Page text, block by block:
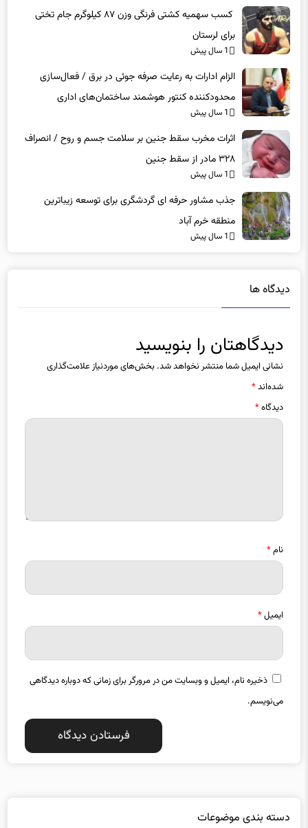
برای لرستان
1 سال پیش
الزام ادارات به رعایت صرفه جوئی در برق / فعال‌سازی
محدودکننده کنتور هوشمند ساختمان‌های اداری
اثرات مخرب سقط جنین بر سلامت جسم و روح / انصراف
۳۲۸ مادر از سقط جنین
1 سال پیش
جذب مشاور حرفه ای گردشگری برای توسعه زیباترین
منطقه خرم آباد
1 سال پیش
نشانی ایمیل شما منتشر نخواهد شد.بخش‌های موردنیاز علامت‌گذاری
شده‌اند*
دیدگاه*
ایمیل*
ذخیره نام، ایمیل و وبسایت من در مرورگر برای زمانی که دوباره دیدگاهی
می‌نویسم.